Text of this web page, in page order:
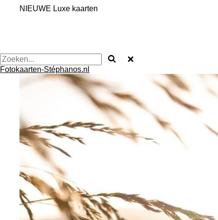
NIEUWE Luxe kaarten
Fotokaarten-Stéphanos.nl